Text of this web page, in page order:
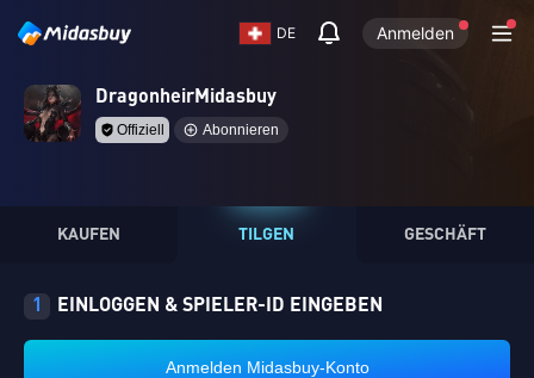
DE Anmelden
DragonheirMidasbuy
Offiziell Abonnieren
KAUFEN TILGEN GESCHÄFT
1 EINLOGGEN & SPIELER-ID EINGEBEN
Anmelden Midasbuy-Konto